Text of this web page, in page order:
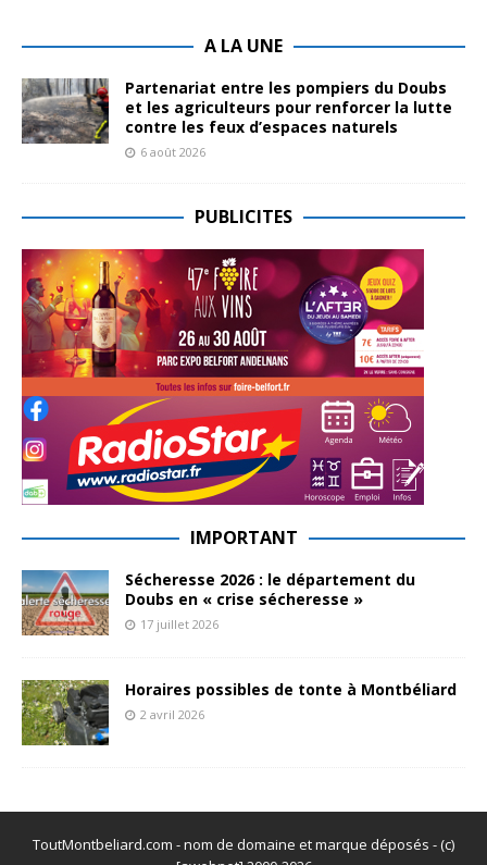
A LA UNE
Partenariat entre les pompiers du Doubs
et les agriculteurs pour renforcer la lutte
contre les feux d’espaces naturels
6 août 2026
PUBLICITES
IMPORTANT
Sécheresse 2026 : le département du
Doubs en « crise sécheresse »
17 juillet 2026
Horaires possibles de tonte à Montbéliard
2 avril 2026
ToutMontbeliard.com - nom de domaine et marque déposés - (c)